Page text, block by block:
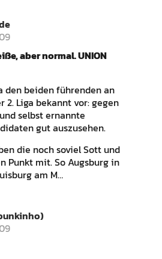
aber normal. UNION
den beiden führenden an
2. Liga bekannt vor: gegen
selbst ernannte
gut auszusehen.
die noch soviel Sott und
Punkt mit. So Augsburg in
am M…